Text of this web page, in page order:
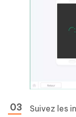
Suivez les